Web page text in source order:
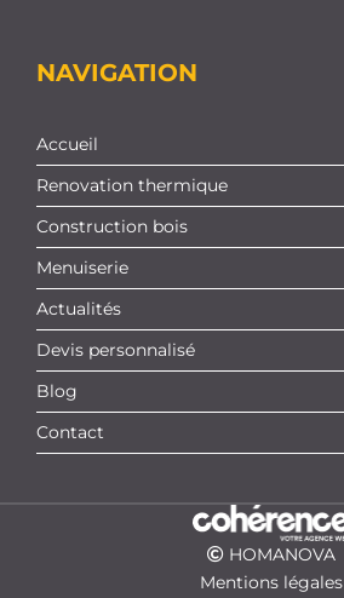
NAVIGATION
Accueil
Renovation thermique
Construction bois
Menuiserie
Actualités
Devis personnalisé
Blog
Contact
HOMANOVA
Mentions légales